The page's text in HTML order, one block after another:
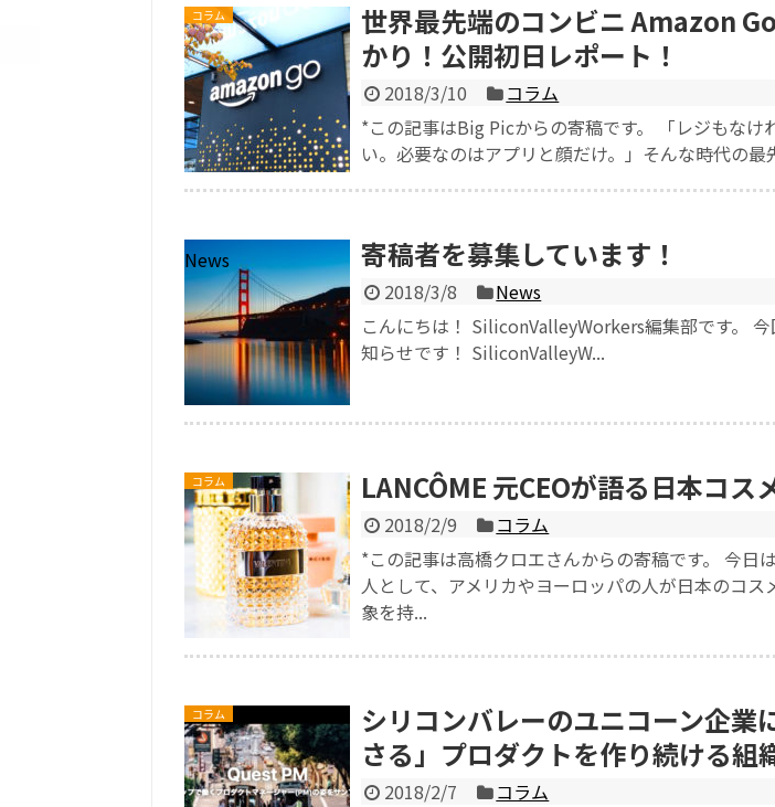
コラム
世界最先端のコンビニ Amazon
かり！公開初日レポート！
2018/3/10
コラム
*この記事はBig Picからの寄稿です。 「レジもなけ
い。必要なのはアプリと顔だけ。」そんな時代の最
News 寄稿者を募集しています！
2018/3/8
News
こんにちは！ SiliconValleyWorkers編集部です。
知らせです！ SiliconValleyW...
コラム LANCÔME 元CEOが語る日本コス
2018/2/9
コラム
*この記事は高橋クロエさんからの寄稿です。 今日
人として、アメリカやヨーロッパの人が日本のコス
象を持...
コラム
シリコンバレーのユニコーン企業
さる」プロダクトを作り続ける組
2018/2/7
コラム